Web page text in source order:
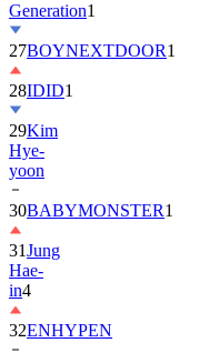
27BOYNEXTDOOR
28IDID1
29Kim
Hye-
yoon
30BABYMONSTER
31Jung
Hae-
in4
32ENHYPEN
332PM